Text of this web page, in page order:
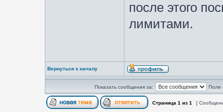
после этого
лимитами.
Вернуться к началу
Показать сообщения за: Поле
Страница1из1 [